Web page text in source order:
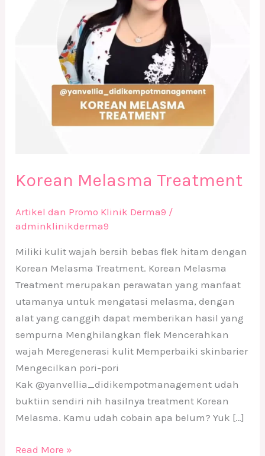
Korean Melasma Treatment
Artikel dan Promo Klinik Derma9 /
adminklinikderma9
Miliki kulit wajah bersih bebas flek hitam dengan
Korean Melasma Treatment. Korean Melasma
Treatment merupakan perawatan yang manfaat
utamanya untuk mengatasi melasma, dengan
alat yang canggih dapat memberikan hasil yang
sempurna Menghilangkan flek Mencerahkan
wajah Meregenerasi kulit Memperbaiki skinbarier
Mengecilkan pori-pori
Kak @yanvellia_didikempotmanagement udah
buktiin sendiri nih hasilnya treatment Korean
Melasma. Kamu udah cobain apa belum? Yuk […]
Read More »